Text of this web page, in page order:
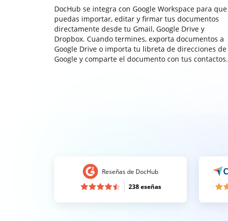
DocHub se integra con Google Workspace para que
puedas importar, editar y firmar tus documentos
directamente desde tu Gmail, Google Drive y
Dropbox. Cuando termines, exporta documentos a
Google Drive o importa tu libreta de direcciones de
Google y comparte el documento con tus contactos.
Reseñas de DocHub
238 eseñas